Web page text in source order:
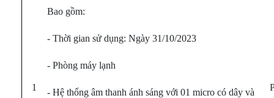
1
Bao gồm:
- Thời gian sử dụng: Ngày 31/10/2023
- Phòng máy lạnh
- Hệ thống âm thanh ánh sáng với 01 micro có dây và